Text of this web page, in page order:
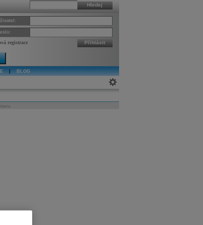
Hledej
registrace Přihlásit
BLOG